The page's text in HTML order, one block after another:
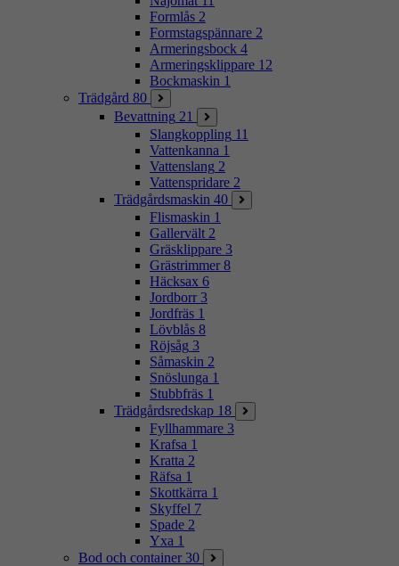
Formlås 2
Formstagspännare 2
Armeringsbock 4
Armeringsklippare 12
Bockmaskin 1
Trädgård 80
Bevattning 21
Slangkoppling 11
Vattenkanna 1
Vattenslang 2
Vattenspridare 2
Trädgårdsmaskin 40
Flismaskin 1
Gallervält 2
Gräsklippare 3
Grästrimmer 8
Häcksax 6
Jordborr 3
Jordfräs 1
Lövblås 8
Röjsåg 3
Såmaskin 2
Snöslunga 1
Stubbfräs 1
Trädgårdsredskap 18
Fyllhammare 3
Krafsa 1
Kratta 2
Räfsa 1
Skottkärra 1
Skyffel 7
Spade 2
Yxa 1
Bod och container 30